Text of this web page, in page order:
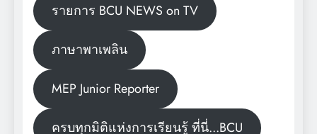
รายการ BCU NEWS on TV
ภาษาพาเพลิน
MEP Junior Reporter
ครบทุกมิติแห่งการเรียนรู้ ที่นี่...BCU